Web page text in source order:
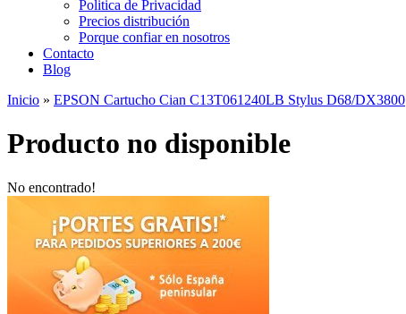
Politica de Privacidad
Precios distribución
Porque confiar en nosotros
Contacto
Blog
Inicio » EPSON Cartucho Cian C13T061240LB Stylus D68/DX3800
Producto no disponible
No encontrado!